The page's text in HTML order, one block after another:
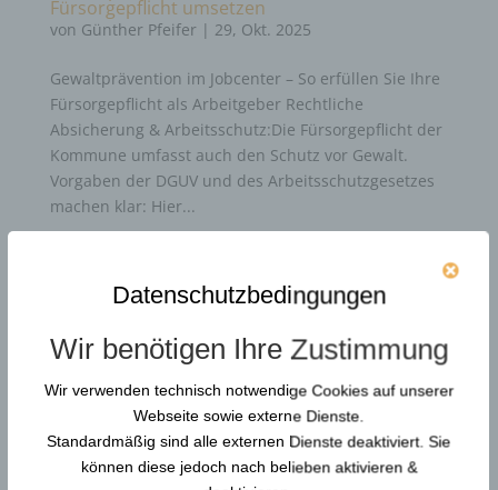
Fürsorgepflicht umsetzen
von Günther Pfeifer| 29, Okt. 2025
Gewaltprävention im Jobcenter – So erfüllen Sie Ihre
Fürsorgepflicht als Arbeitgeber Rechtliche
Absicherung & Arbeitsschutz:Die Fürsorgepflicht der
Kommune umfasst auch den Schutz vor Gewalt.
Vorgaben der DGUV und des Arbeitsschutzgesetzes
machen klar: Hier...
Neue Artikel
Gewaltschutzkoordinator in KRITIS: Resilienz und
Gewaltprävention
Reform der DGUV Vorschrift 2: Gewaltprävention &
Datenschutzbedingungen
Wir benötigen Ihre Zustimmung
Wir verwenden technisch notwendige Cookies auf unserer
Webseite sowie externe Dienste.
Standardmäßig sind alle externen Dienste deaktiviert. Sie
können diese jedoch nach belieben aktivieren &